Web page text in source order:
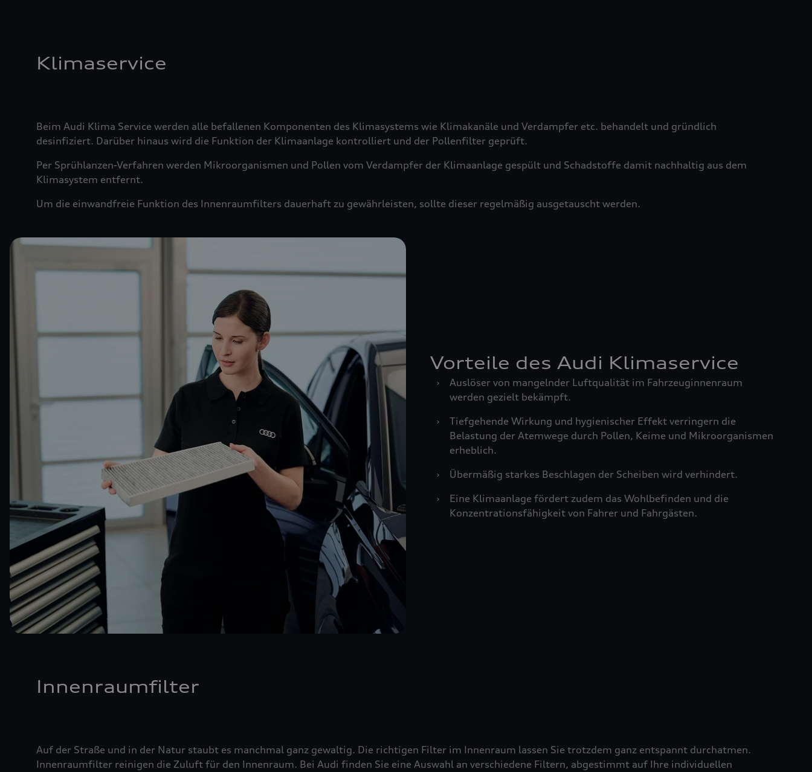
Klimaservice
Beim Audi Klima Service werden alle befallenen Komponenten des Klimasystems wie Klimakanäle und Verdampfer etc. behandelt und gründlich
desinfiziert. Darüber hinaus wird die Funktion der Klimaanlage kontrolliert und der Pollenfilter geprüft.
Per Sprühlanzen-Verfahren werden Mikroorganismen und Pollen vom Verdampfer der Klimaanlage gespült und Schadstoffe damit nachhaltig aus dem
Klimasystem entfernt.
Um die einwandfreie Funktion des Innenraumfilters dauerhaft zu gewährleisten, sollte dieser regelmäßig ausgetauscht werden.
Vorteile des Audi Klimaservice
›
Auslöser von mangelnder Luftqualität im Fahrzeuginnenraum
werden gezielt bekämpft.
›
Tiefgehende Wirkung und hygienischer Effekt verringern die
Belastung der Atemwege durch Pollen, Keime und Mikroorganismen
erheblich.
›
Übermäßig starkes Beschlagen der Scheiben wird verhindert.
›
Eine Klimaanlage fördert zudem das Wohlbefinden und die
Konzentrationsfähigkeit von Fahrer und Fahrgästen.
Innenraumfilter
Auf der Straße und in der Natur staubt es manchmal ganz gewaltig. Die richtigen Filter im Innenraum lassen Sie trotzdem ganz entspannt durchatmen.
Innenraumfilter reinigen die Zuluft für den Innenraum. Bei Audi finden Sie eine Auswahl an verschiedene Filtern, abgestimmt auf Ihre individuellen